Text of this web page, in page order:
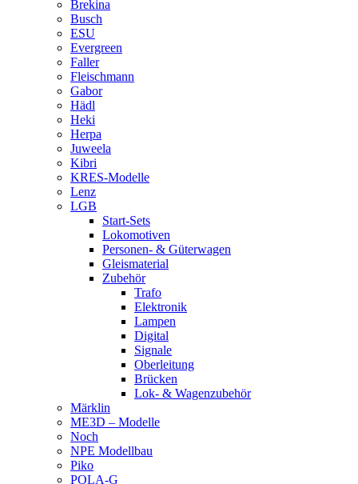
Brekina
Busch
ESU
Evergreen
Faller
Fleischmann
Gabor
Hädl
Heki
Herpa
Juweela
Kibri
KRES-Modelle
Lenz
LGB
Start-Sets
Lokomotiven
Personen- & Güterwagen
Gleismaterial
Zubehör
Trafo
Elektronik
Lampen
Digital
Signale
Oberleitung
Brücken
Lok- & Wagenzubehör
Märklin
ME3D – Modelle
Noch
NPE Modellbau
Piko
POLA-G